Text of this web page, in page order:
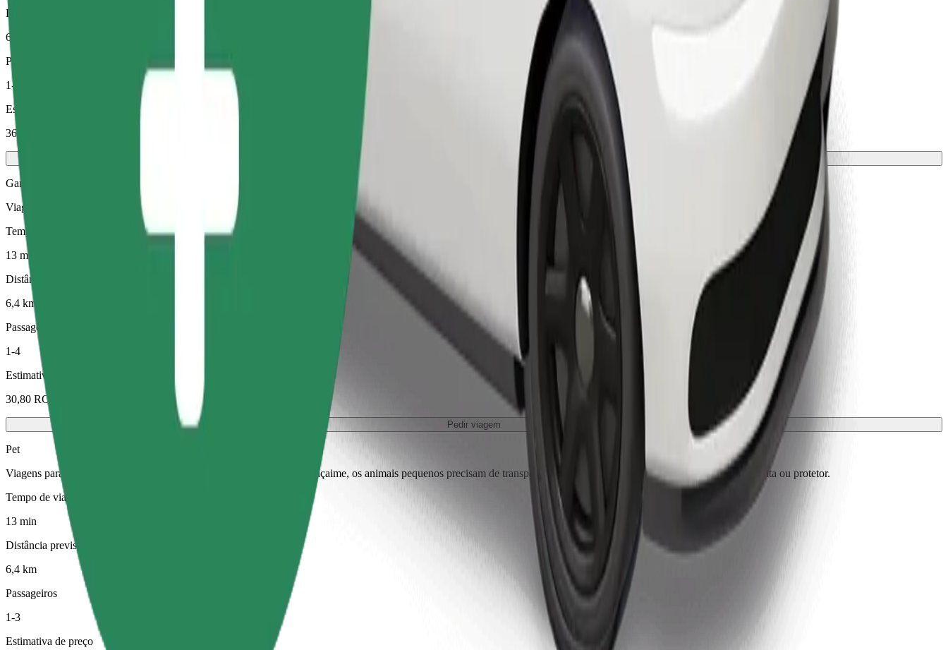
Distância prevista
6,4 km
Passageiros
1-4
Estimativa de preço
36,40 RON
Gama Elétrica
Viagens eficientes em veículos híbridos e elétricos
Tempo de viagem previsto
13 min
Distância prevista
6,4 km
Passageiros
1-4
Estimativa de preço
30,80 RON
Pedir viagem
Pet
Viagens para ti e para o teu animal de estimação. Os cães têm de usar açaime, os animais pequenos precisam de transportadora e os bancos têm de estar protegidos com manta ou protetor.
Tempo de viagem previsto
13 min
Distância prevista
6,4 km
Passageiros
1-3
Estimativa de preço